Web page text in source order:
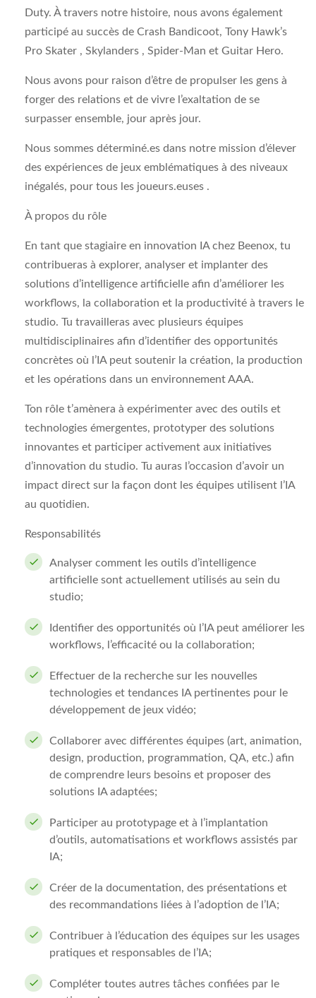
Duty. À travers notre histoire, nous avons également
participé au succès de Crash Bandicoot, Tony Hawk’s
Pro Skater , Skylanders , Spider-Man et Guitar Hero.
Nous avons pour raison d’être de propulser les gens à
forger des relations et de vivre l’exaltation de se
surpasser ensemble, jour après jour.
Nous sommes déterminé.es dans notre mission d’élever
des expériences de jeux emblématiques à des niveaux
inégalés, pour tous les joueurs.euses .
À propos du rôle
En tant que stagiaire en innovation IA chez Beenox, tu
contribueras à explorer, analyser et implanter des
solutions d’intelligence artificielle afin d’améliorer les
workflows, la collaboration et la productivité à travers le
studio. Tu travailleras avec plusieurs équipes
multidisciplinaires afin d’identifier des opportunités
concrètes où l’IA peut soutenir la création, la production
et les opérations dans un environnement AAA.
Ton rôle t’amènera à expérimenter avec des outils et
technologies émergentes, prototyper des solutions
innovantes et participer activement aux initiatives
d’innovation du studio. Tu auras l’occasion d’avoir un
impact direct sur la façon dont les équipes utilisent l’IA
au quotidien.
Responsabilités
Analyser comment les outils d’intelligence
artificielle sont actuellement utilisés au sein du
studio;
Identifier des opportunités où l’IA peut améliorer les
workflows, l’efficacité ou la collaboration;
Effectuer de la recherche sur les nouvelles
technologies et tendances IA pertinentes pour le
développement de jeux vidéo;
Collaborer avec différentes équipes (art, animation,
design, production, programmation, QA, etc.) afin
de comprendre leurs besoins et proposer des
solutions IA adaptées;
Participer au prototypage et à l’implantation
d’outils, automatisations et workflows assistés par
IA;
Créer de la documentation, des présentations et
des recommandations liées à l’adoption de l’IA;
Contribuer à l’éducation des équipes sur les usages
pratiques et responsables de l’IA;
Compléter toutes autres tâches confiées par le